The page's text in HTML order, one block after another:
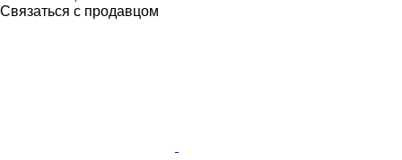
Связаться с продавцом